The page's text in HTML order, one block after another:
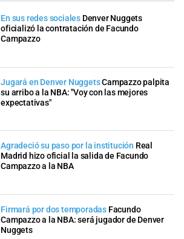
En sus redes sociales Denver Nuggets
oficializó la contratación de Facundo
Campazzo
Jugará en Denver NuggetsCampazzo palpita
su arribo a la NBA: "Voy con las mejores
expectativas"
Agradeció su paso por la institución Real
Madrid hizo oficial la salida de Facundo
Campazzo a la NBA
Firmará por dos temporadas Facundo
Campazzo a la NBA: será jugador de Denver
Nuggets